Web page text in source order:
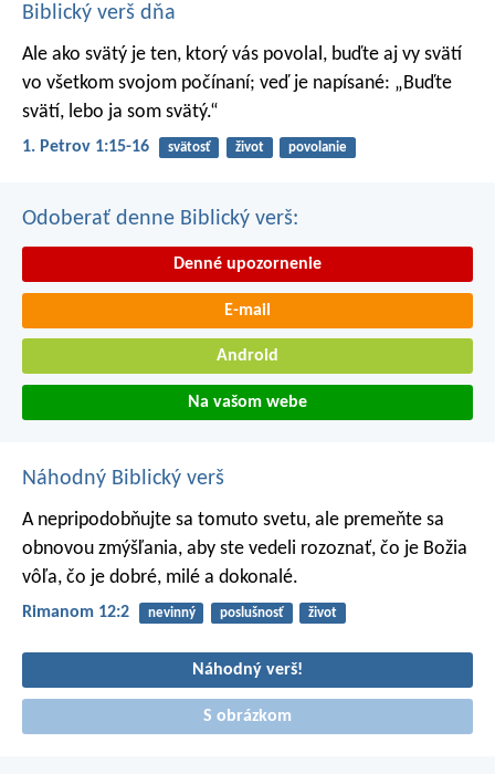
Biblický verš dňa
Ale ako svätý je ten, ktorý vás povolal, buďte aj vy svätí
vo všetkom svojom počínaní; veď je napísané: „Buďte
svätí, lebo ja som svätý.“
1. Petrov 1:15-16 svätosť život povolanie
Odoberať denne Biblický verš:
Denné upozornenie
E-mail
Android
Na vašom webe
Náhodný Biblický verš
A nepripodobňujte sa tomuto svetu, ale premeňte sa
obnovou zmýšľania, aby ste vedeli rozoznať, čo je Božia
vôľa, čo je dobré, milé a dokonalé.
Rimanom 12:2 nevinný poslušnosť život
Náhodný verš!
S obrázkom